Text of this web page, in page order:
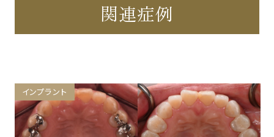
関連症例
インプラント